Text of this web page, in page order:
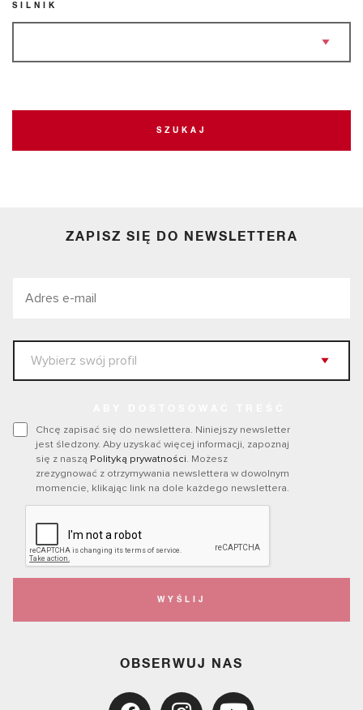
SILNIK
SZUKAJ
ZAPISZ SIĘ DO NEWSLETTERA
Chcę zapisać się do newslettera. Niniejszy newsletter
jest śledzony. Aby uzyskać więcej informacji, zapoznaj
się z naszą Polityką prywatności. Możesz
zrezygnować z otrzymywania newslettera w dowolnym
momencie, klikając link na dole każdego newslettera.
WYŚLIJ
OBSERWUJ NAS